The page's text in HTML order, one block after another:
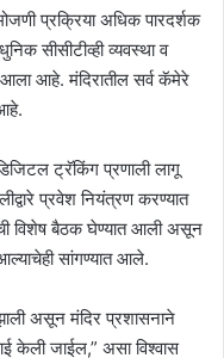
प्रक्रिया अधिक पारदर्शक
सीसीटीव्ही व्यवस्था व
आला आहे. मंदिरातील सर्व कॅमेरे
डिजिटल ट्रॅकिंग प्रणाली लागू
प्रवेश नियंत्रण करण्यात
विशेष बैठक घेण्यात आली असून
सांगण्यात आले.
असून मंदिर प्रशासनाने
केली जाईल,” असा विश्वास